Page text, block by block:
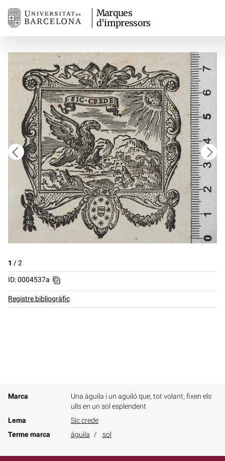
Marques
d'impressors
1 /2
ID: 0004537a
Registre bibliogràfic
Marca
Una àguila i un aguiló que, tot volant, fixen els
ulls en un sol esplendent
Lema
Sic crede
Terme marca
àguila sol